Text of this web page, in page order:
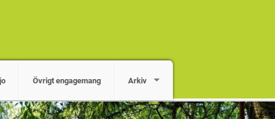
Övrigt engagemang Arkiv